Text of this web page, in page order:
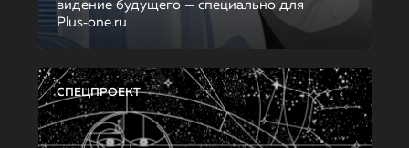
видение будущего — специально для
Plus‑one.ru
СПЕЦПРОЕКТ